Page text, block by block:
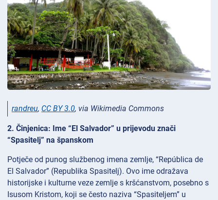
randreu, CC BY 3.0, via Wikimedia Commons
2. Činjenica: Ime “El Salvador” u prijevodu znači
“Spasitelj” na španskom
Potječe od punog službenog imena zemlje, “República de
El Salvador” (Republika Spasitelj). Ovo ime odražava
historijske i kulturne veze zemlje s kršćanstvom, posebno s
Isusom Kristom, koji se često naziva “Spasiteljem” u